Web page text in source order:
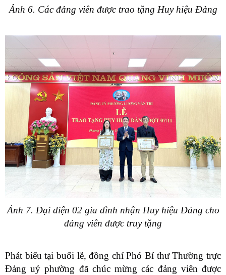
Ảnh 6. Các đảng viên được trao tặng Huy hiệu Đảng
Ảnh 7. Đại diện 02 gia đình nhận Huy hiệu Đảng cho
đảng viên được truy tặng
Phát biểu tại buổi lễ, đồng chí Phó Bí thư Thường trực
Đảng uỷ phường đã chúc mừng các đảng viên được